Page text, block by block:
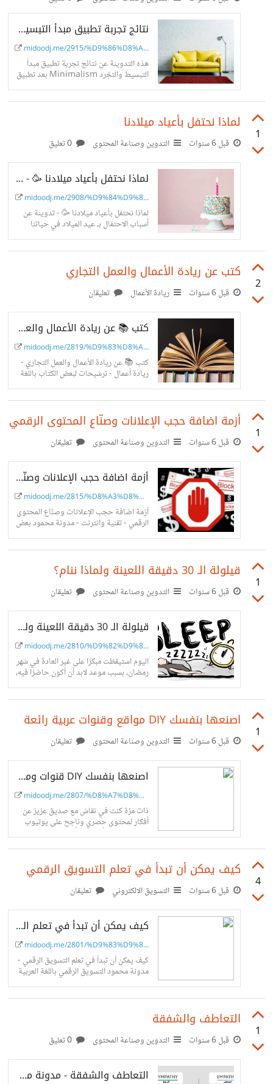
نتائج تجربة تطبيق مبدأ التبسيط والتجّرد Minimalism - بعد مرور عام ونصف - مدونة محمود
midoodj.me/2915/%D9%86%D8%A...
هذه التدوينة عن نتائج تجربة تطبيق مبدأ
التبسيط والتجّرد Minimalism بعد تطبيق
هذا النظام في حياتنا لمدّة عام ونصف وبعض
1
لماذا نحتفل بأعياد ميلادنا
قبل 6 سنوات التدوين وصناعة المحتوى
لماذا نحتفل بأعياد ميلادنا 🥳 - عام - بعض الأسباب والإجابات المفيدة - مدونة محمود
midoodj.me/2908/%D9%84%D9%8...
لماذا نحتفل بأعياد ميلادنا 🥳 - تدوينة عن
أسباب الاحتفال بـ عيد الميلاد في حياتنا
وإجابات مختلفة من عدّة أشخاص بجنسيات
2
كتب عن ريادة الأعمال والعمل التجاري
قبل 6 سنوات ريادة الأعمال تعليقان
كتب 📚 عن ريادة الأعمال والعمل التجاري - مدونة محمود - ريادة أعمال - باللغة العربية
midoodj.me/2819/%D9%83%D8%A...
كتب 📚 عن ريادة الأعمال والعمل التجاري -
ريادة أعمال - ترشيحات لبعض الكتاب باللغة
العربية هامة ومنها كتب تمت ترجمتها للعربية،
1
أزمة اضافة حجب الإعلانات وصنّاع المحتوى الرقمي
قبل 6 سنوات التدوين وصناعة المحتوى تعليقان
أزمة اضافة حجب الإعلانات وصنّاع المحتوى الرقمي - حلول لأصحاب المواقع وصنّاع المحتوى الرقمي
midoodj.me/2815/%D8%A3%D8%B...
أزمة اضافة حجب الإعلانات وصنّاع المحتوى
الرقمي - تقنية وانترنت - مدونة محمود بعض
الحلول والتجارب لأصحاب المواقع وصنّاع
1
قيلولة الـ 30 دقيقة اللعينة ولماذا ننام؟
قبل 6 سنوات التدوين وصناعة المحتوى تعليقان
قيلولة الـ 30 دقيقة اللعينة ولماذا ننام؟ - مدونة محمود - عام عن تجارب النوم والأوقات الأفضل للنوم
midoodj.me/2810/%D9%82%D9%8...
اليوم استيقظت مبكرًا على غير العادة في شهر
رمضان، بسبب موعد لابد أن أكون حاضرًا فيه،
ويالا الأسف الشخص لم يحترم موعدنا الذي
1
اصنعها بنفسك DIY مواقع وقنوات عربية رائعة
قبل 6 سنوات التدوين وصناعة المحتوى تعليقان
اصنعها بنفسك DIY قنوات ومواقع عربية رائعة - مدونة محمود - عام %
midoodj.me/2807/%D8%A7%D8%B...
ذات مرّة كنت في نقاش مع صديق عزيز عن
أفكار لمحتوى حصري وناجح على يوتيوب
باللغة العربية وأردف قائلًا قنوات تعليمية
4
كيف يمكن أن تبدأ في تعلم التسويق الرقمي
قبل 6 سنوات التسويق الالكتروني تعليقان
كيف يمكن أن تبدأ في تعلم التسويق الرقمي - مدونة محمود - التسويق الرقمي
midoodj.me/2801/%D9%83%D9%8...
كيف يمكن أن تبدأ في تعلم التسويق الرقمي -
مدونة محمود التسويق الرقمي باللغة العربية
وكتب خاصة بالتسويق الرقمي وكورسات
1
التعاطف والشفقة
قبل 6 سنوات التدوين وصناعة المحتوى
التعاطف والشفقة - مدونة محمود